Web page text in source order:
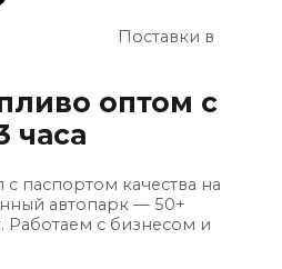
Поставки в
оптом с
часа
паспортом качества на
автопарк — 50+
Работаем с бизнесом и